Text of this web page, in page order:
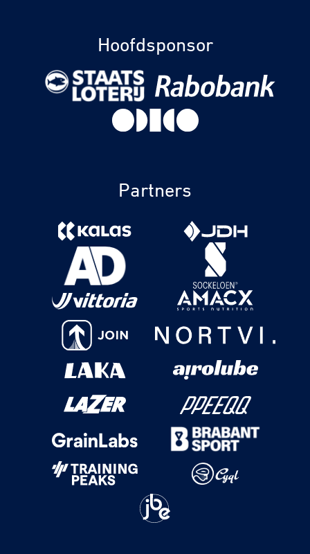
Hoofdsponsor
Partners